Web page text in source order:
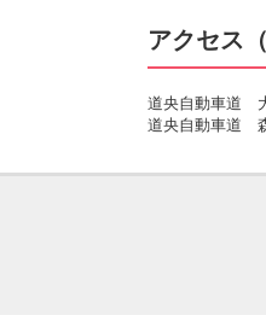
アクセス（
道央自動車道
道央自動車道